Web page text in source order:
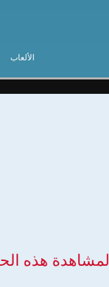
الألعاب
لمشاهدة هذه